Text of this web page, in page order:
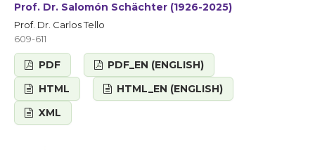
Prof. Dr. Salomón Schächter (1926-2025)
Prof. Dr. Carlos Tello
609-611
PDF
PDF_EN (ENGLISH)
HTML
HTML_EN (ENGLISH)
XML